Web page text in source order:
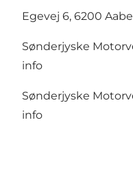
Egevej 6, 6200
Sønderjyske
info
Sønderjyske
info